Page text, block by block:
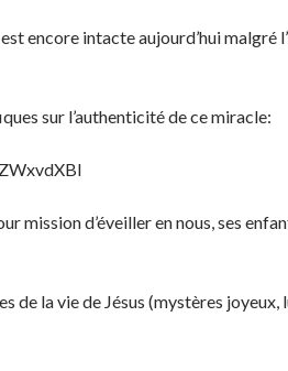
encore intacte aujourd’hui malgré
sur l’authenticité de ce miracle:
mission d’éveiller en nous, ses
de la vie de Jésus (mystères